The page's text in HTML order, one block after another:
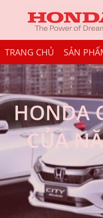
TRANG CHỦ SẢN
HONDA
CỦA